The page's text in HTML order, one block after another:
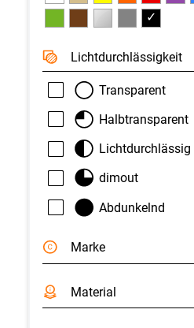
✓
Licht­durchlässigkeit
Transparent
Halbtransparent
Lichtdurchlässig
dimout
Abdunkelnd
Marke
Material